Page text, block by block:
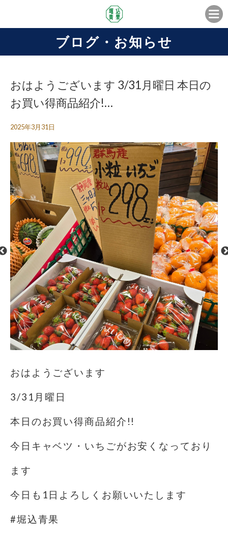
ブログ・お知らせ
おはようございます 3/31月曜日 本日の
お買い得商品紹介!…
2025年3月31日
おはようございます
3/31月曜日
本日のお買い得商品紹介!!
今日キャベツ・いちごがお安くなっており
ます
今日も1日よろしくお願いいたします
#堀込青果